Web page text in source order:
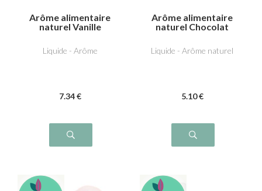
Arôme alimentaire
naturel Vanille
Liquide - Arôme
7.34 €
Arôme alimentaire
naturel Chocolat
Liquide - Arôme naturel
5.10 €